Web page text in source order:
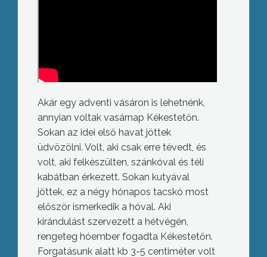
Akár egy adventi vásáron is lehetnénk,
annyian voltak vasárnap Kékestetőn.
Sokan az idei első havat jöttek
üdvözölni. Volt, aki csak erre tévedt, és
volt, aki felkészülten, szánkóval és téli
kabátban érkezett. Sokan kutyával
jöttek, ez a négy hónapos tacskó most
először ismerkedik a hóval. Aki
kirándulást szervezett a hétvégén,
rengeteg hóember fogadta Kékestetőn.
Forgatásunk alatt kb 3-5 centiméter volt